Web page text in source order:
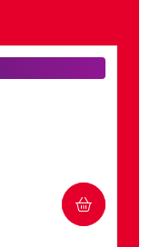
COMPRAR